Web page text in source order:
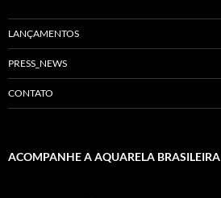
LANÇAMENTOS
PRESS_NEWS
CONTATO
ACOMPANHE A AQUARELA BRASILEIRA